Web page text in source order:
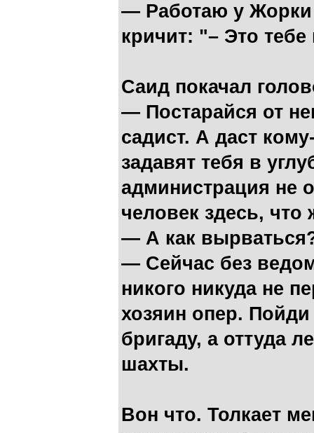
— Работаю у Жорки
кричит: "– Это
Саид покачал
— Постарайся от
садист. А даст
задавят тебя в
администрация не
человек здесь, что
— А как
— Сейчас без
никого никуда не
хозяин опер.
бригаду, а оттуда
шахты.
Вон что. Толкает